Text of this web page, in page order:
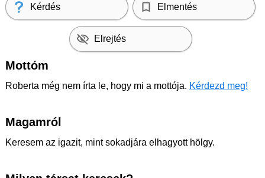
Kérdés Elmentés
Elrejtés
Mottóm
Roberta még nem írta le, hogy mi a mottója. Kérdezd meg!
Magamról
Keresem az igazit, mint sokadjára elhagyott hölgy.